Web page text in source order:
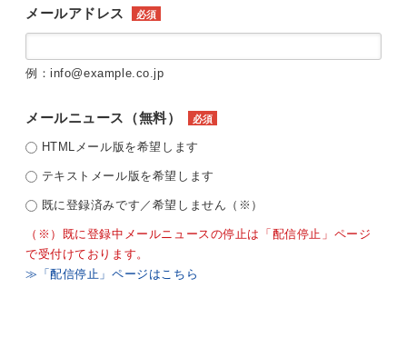
メールアドレス 必須
例：info@example.co.jp
メールニュース（無料） 必須
HTMLメール版を希望します
テキストメール版を希望します
既に登録済みです／希望しません（※）
（※）既に登録中メールニュースの停止は「配信停止」ページ
で受付けております。
≫「配信停止」ページはこちら